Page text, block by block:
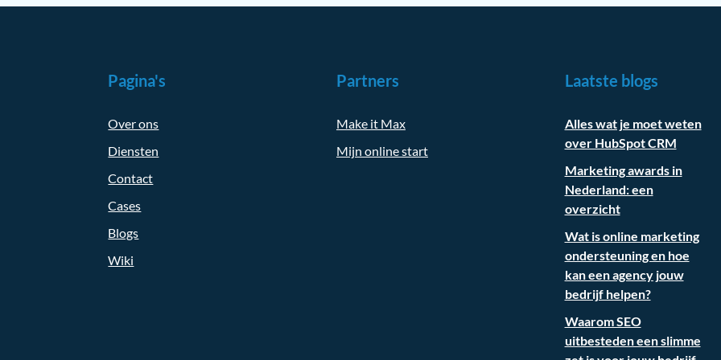
Pagina's
Over ons
Diensten
Contact
Cases
Blogs
Wiki
Partners
Make it Max
Mijn online start
Laatste blogs
Alles wat je moet weten
over HubSpot CRM
Marketing awards in
Nederland: een
overzicht
Wat is online marketing
ondersteuning en hoe
kan een agency jouw
bedrijf helpen?
Waarom SEO
uitbesteden een slimme